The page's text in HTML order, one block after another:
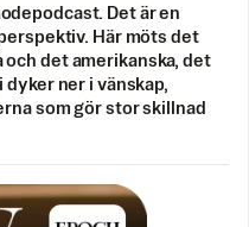
Det är en
Här möts det
och det amerikanska, det
ner i vänskap,
som gör stor skillnad